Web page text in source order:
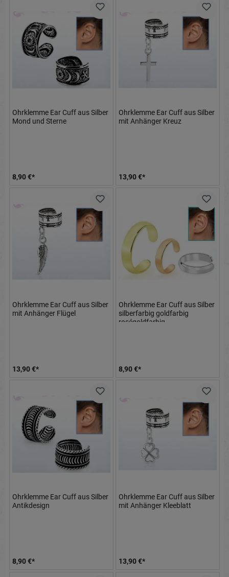
Ohrklemme Ear Cuff aus Silber
Mond und Sterne
8,90 €*
Ohrklemme Ear Cuff aus Silber
mit Anhänger Kreuz
13,90 €*
Ohrklemme Ear Cuff aus Silber
mit Anhänger Flügel
13,90 €*
Ohrklemme Ear Cuff aus Silber
silberfarbig goldfarbig
roségoldfarbig
8,90 €*
Ohrklemme Ear Cuff aus Silber
Antikdesign
8,90 €*
Ohrklemme Ear Cuff aus Silber
mit Anhänger Kleeblatt
13,90 €*